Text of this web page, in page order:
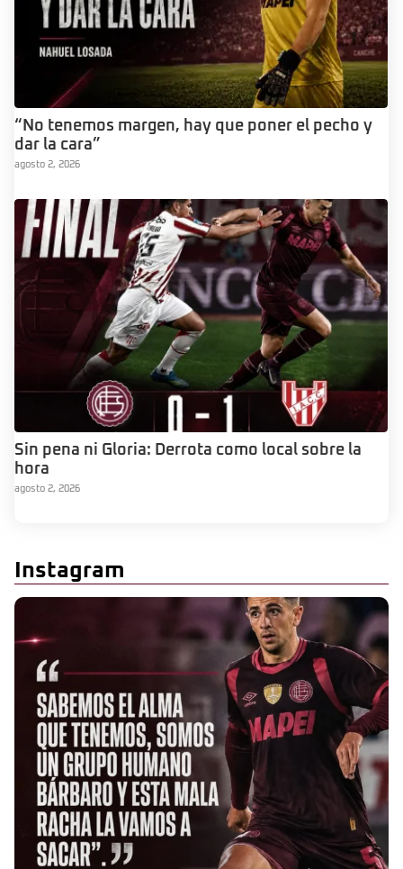
“No tenemos margen, hay que poner el pecho y
dar la cara”
agosto 2, 2026
Sin pena ni Gloria: Derrota como local sobre la
hora
agosto 2, 2026
Instagram